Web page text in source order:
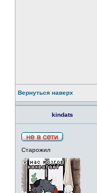
Вернуться наверх
kindats
Старожил